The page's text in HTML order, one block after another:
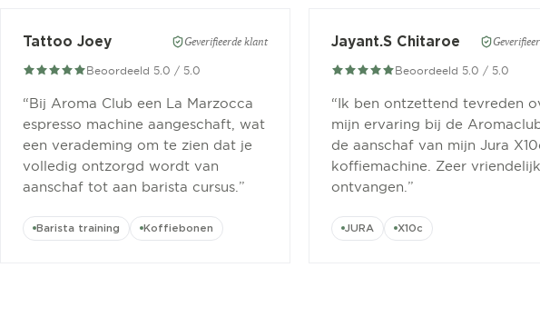
Tattoo Joey Geverifieerde klant
Beoordeeld 5.0 / 5.0
“Bij Aroma Club een La Marzocca
espresso machine aangeschaft, wat
een verademing om te zien dat je
volledig ontzorgd wordt van
aanschaf tot aan barista cursus. ”
Barista training Koffiebonen
Jayant.S Chitaroe
Beoordeeld 5.0 / 5.0
“Ik ben ontzettend tevreden
mijn ervaring bij de
de aanschaf van mijn Jura
koffiemachine. Zeer vriendelijk
ontvangen. ”
JURA X10c